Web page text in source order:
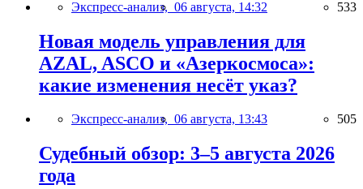
Экспресс-анализ, 06 августа, 14:32 533
Новая модель управления для
AZAL, ASCO и «Азеркосмоса»:
какие изменения несёт указ?
Экспресс-анализ, 06 августа, 13:43 505
Судебный обзор: 3–5 августа 2026
года